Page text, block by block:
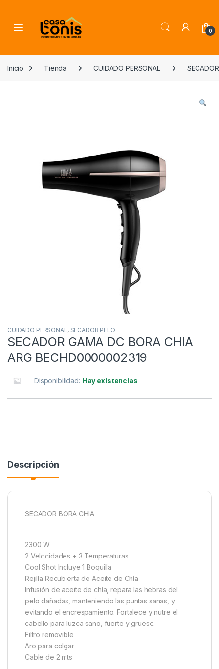
0
Inicio Tienda CUIDADO PERSONAL
CUIDADO PERSONAL, SECADOR PELO
SECADOR GAMA DC BORA CHIA
ARG BECHD0000002319
Disponibilidad: Hay existencias
Descripción
SECADOR BORA CHIA
2300 W
2 Velocidades + 3 Temperaturas
Cool Shot Incluye 1 Boquilla
Rejilla Recubierta de Aceite de Chía
Infusión de aceite de chía, repara las hebras del
pelo dañadas, manteniendo las puntas sanas, y
evitando el encrespamiento. Fortalece y nutre el
cabello para luzca sano, fuerte y grueso.
Filtro removible
Aro para colgar
Cable de 2 mts